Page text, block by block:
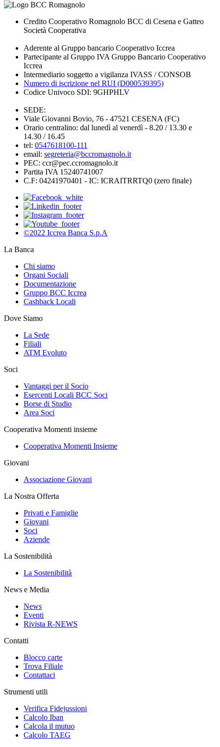
Credito Cooperativo Romagnolo BCC di Cesena e Gatteo
Società Cooperativa
Aderente al Gruppo bancario Cooperativo Iccrea
Partecipante al Gruppo IVA Gruppo Bancario Cooperativo
Iccrea
Intermediario soggetto a vigilanza IVASS / CONSOB
Numero di iscrizione nel RUI (D000539395)
Codice Univoco SDI: 9GHPHLV
SEDE:
Viale Giovanni Bovio, 76 - 47521 CESENA (FC)
Orario centralino: dal lunedì al venerdì - 8.20 / 13.30 e
14.30 / 16.45
tel: 0547618100-111
email: segreteria@bccromagnolo.it
PEC: ccr@pec.ccromagnolo.it
Partita IVA 15240741007
C.F: 04241970401 - IC: ICRAITRRTQ0 (zero finale)
©2022 Iccrea Banca S.p.A
La Banca
Chi siamo
Organi Sociali
Documentazione
Gruppo BCC Iccrea
Cashback Locali
Dove Siamo
La Sede
Filiali
ATM Evoluto
Soci
Vantaggi per il Socio
Esercenti Locali BCC Soci
Borse di Studio
Area Soci
Cooperativa Momenti insieme
Cooperativa Momenti Insieme
Giovani
Associazione Giovani
La Nostra Offerta
Privati e Famiglie
Giovani
Soci
Aziende
La Sostenibilità
La Sostenibilità
News e Media
News
Eventi
Rivista R-NEWS
Contatti
Blocco carte
Trova Filiale
Contattaci
Strumenti utili
Verifica Fidejussioni
Calcolo Iban
Calcola il mutuo
Calcolo TAEG